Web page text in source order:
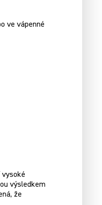
ve vápenné
výsledkem
že